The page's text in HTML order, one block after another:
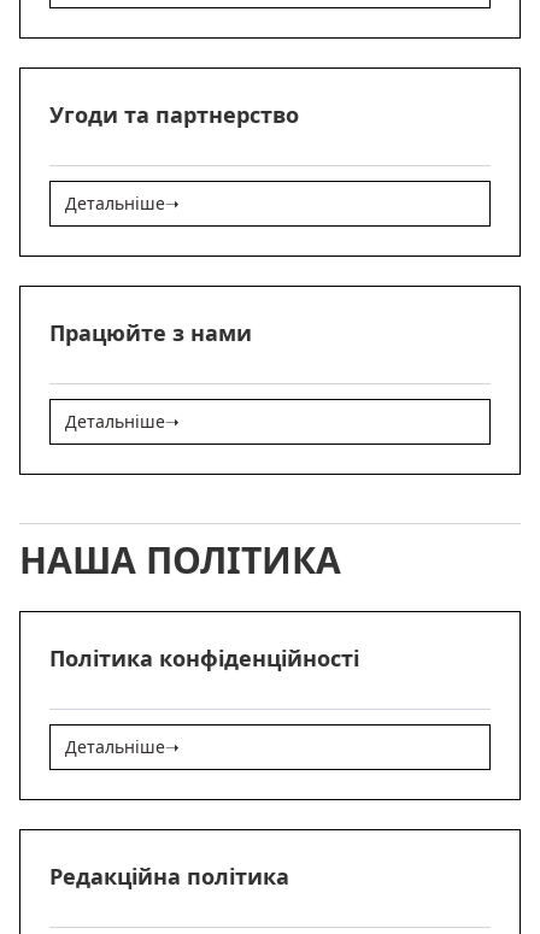
Угоди та партнерство
Детальніше➝
Працюйте з нами
Детальніше➝
НАША ПОЛІТИКА
Політика конфіденційності
Детальніше➝
Редакційна політика